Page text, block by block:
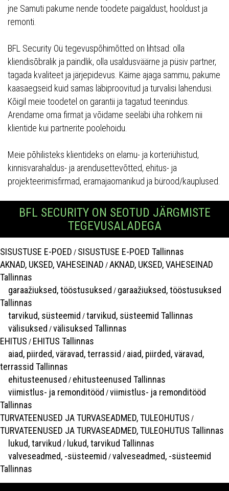
jne Samuti pakume nende toodete paigaldust, hooldust ja
remonti.
BFL Security Oü tegevuspõhimõtted on lihtsad: olla
kliendisõbralik ja paindlik, olla usaldusväärne ja püsiv partner,
tagada kvaliteet ja järjepidevus. Käime ajaga sammu, pakume
kaasaegseid kuid samas läbiproovitud ja turvalisi lahendusi.
Kõigil meie toodetel on garantii ja tagatud teenindus.
Arendame oma firmat ja võidame seeläbi üha rohkem nii
klientide kui partnerite poolehoidu.
Meie põhilisteks klientideks on elamu- ja korteriühistud,
kinnisvarahaldus- ja arendusettevõtted, ehitus- ja
projekteerimisfirmad, eramajaomanikud ja bürood/kauplused.
BFL SECURITY ON SEOTUD JÄRGMISTE
TEGEVUSALADEGA
SISUSTUSE E-POED / SISUSTUSE E-POED Tallinnas
AKNAD, UKSED, VAHESEINAD /AKNAD, UKSED, VAHESEINAD
Tallinnas
garaažiuksed, tööstusuksed / garaažiuksed, tööstusuksed
Tallinnas
tarvikud, süsteemid /tarvikud, süsteemid Tallinnas
välisuksed /välisuksed Tallinnas
EHITUS / EHITUS Tallinnas
aiad, piirded, väravad, terrassid / aiad, piirded, väravad,
terrassid Tallinnas
ehitusteenused / ehitusteenused Tallinnas
viimistlus- ja remonditööd /viimistlus- ja remonditööd
Tallinnas
TURVATEENUSED JA TURVASEADMED, TULEOHUTUS /
TURVATEENUSED JA TURVASEADMED, TULEOHUTUS Tallinnas
lukud, tarvikud / lukud, tarvikud Tallinnas
valveseadmed, -süsteemid /valveseadmed, -süsteemid
Tallinnas